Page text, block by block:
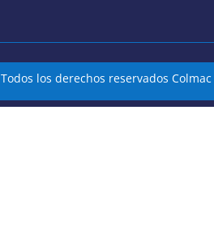
Todos los derechos reservados